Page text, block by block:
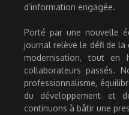
d’information engagée.
Porté par une nouvelle
journal relève le défi de
modernisation, tout en
collaborateurs passés.
professionnalisme,
du développement et
continuons à bâtir une